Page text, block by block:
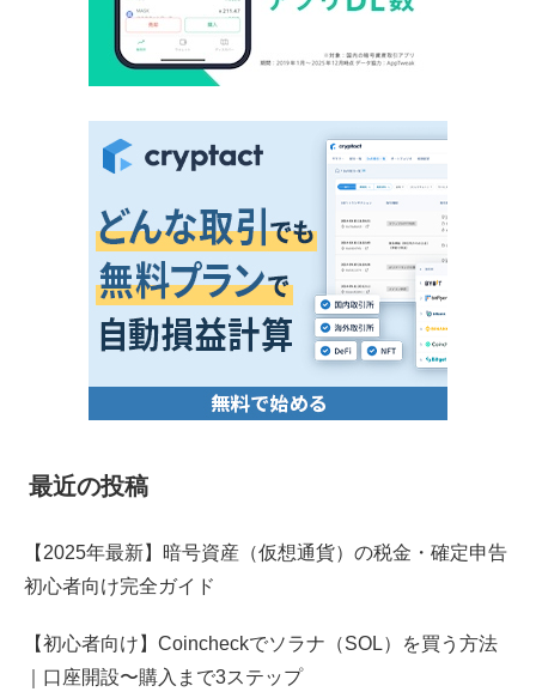
最近の投稿
【2025年最新】暗号資産（仮想通貨）の税金・確定申告
初心者向け完全ガイド
【初心者向け】Coincheckでソラナ（SOL）を買う方法
｜口座開設〜購入まで3ステップ